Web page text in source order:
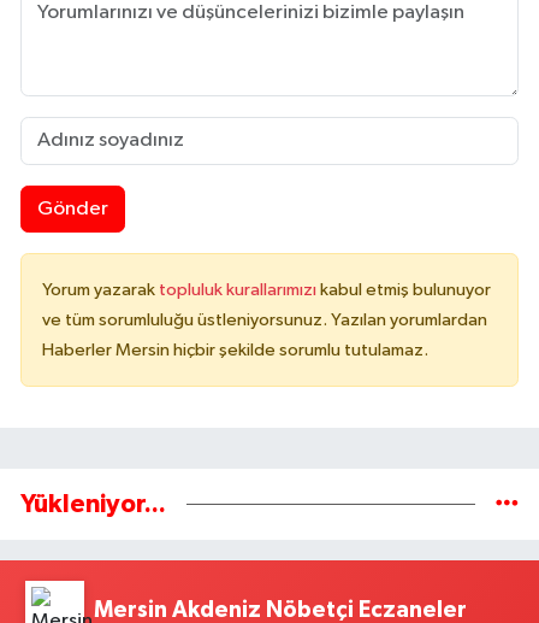
Gönder
Yorum yazarak topluluk kurallarımızı kabul etmiş bulunuyor
ve tüm sorumluluğu üstleniyorsunuz. Yazılan yorumlardan
Haberler Mersin hiçbir şekilde sorumlu tutulamaz.
Yükleniyor...
Mersin Akdeniz Nöbetçi Eczaneler